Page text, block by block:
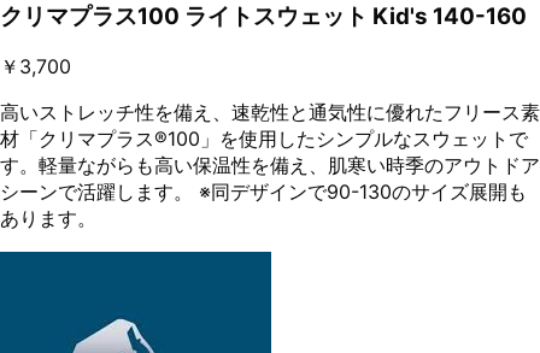
クリマプラス100 ライトスウェット Kid's 140-160
￥3,700
高いストレッチ性を備え、速乾性と通気性に優れたフリース素
材「クリマプラス®100」を使用したシンプルなスウェットで
す。軽量ながらも高い保温性を備え、肌寒い時季のアウトドア
シーンで活躍します。 ※同デザインで90-130のサイズ展開も
あります。